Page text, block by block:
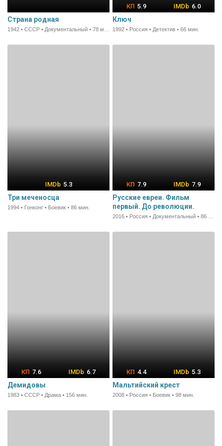
Страна родная
5.9 6.0
Ключ
1992 • Россия • Детектив • 66 мин.
5.3
Три меченосца
1994 • Гонконг • Боевик • 86 мин.
7.9 7.9
Русские евреи. Фильм
первый. До революции.
7.6 6.7
Демидовы
1983 • СССР • Драма • 156 мин.
4.4 5.3
Мальтийский крест
2008 • Россия • Боевик • 98 мин.